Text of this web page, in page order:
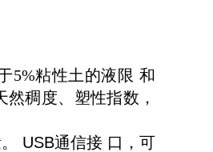
5%粘性土的液限 和
稠度、塑性指数，
USB通信接 口，可